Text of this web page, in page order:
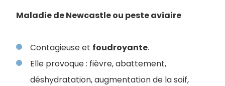
Maladie de Newcastle ou peste aviaire
Contagieuse et foudroyante.
Elle provoque : fièvre, abattement,
déshydratation, augmentation de la soif,